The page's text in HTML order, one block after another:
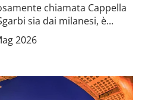
chiamata Cappella
sia dai milanesi, è...
2026